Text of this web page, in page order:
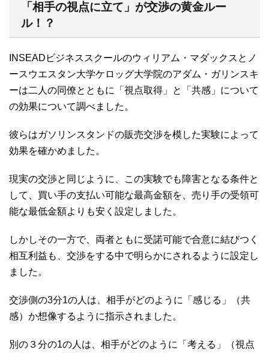
「相手の視点に立て」が交渉の黄金ルー
ル！？
INSEADビジネススクールのウィリアム・マダックスとノ
ースウエスタン大学ケロッグ大学院のアダム・ガリンスキ
ーは二人の同僚とともに「視点取得」と「共感」について
の効果について調べました。
彼らはガソリンスタンドの販売交渉を模した実験によって
効果を確かめました。
現実の交渉と同じように、この実験でも障害となる条件と
して、買い手の支払い可能な最高金額を、売り手の受領可
能な最低金額よりも安く設定しました。
しかしその一方で、両者ともに受諾可能で合意に結びつく
相互利益も、交渉をする中で明らかにされるように設定し
ました。
交渉側の3分1の人は、相手がどのように「感じる」（共
感）か想像するように指示されました。
別の３分の1の人は、相手がどのように「考える」（視点